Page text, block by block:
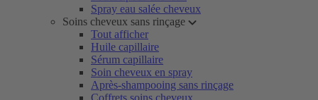
Spray eau salée cheveux
Soins cheveux sans rinçage
Tout afficher
Huile capillaire
Sérum capillaire
Soin cheveux en spray
Après-shampooing sans rinçage
Coffrets soins cheveux